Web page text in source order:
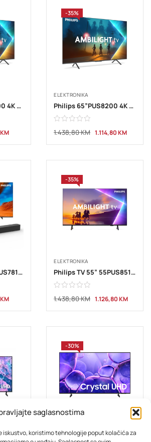
saglasnostima
iskustvo, koristimo tehnologije poput kolačića za
Philips 55”PUS8200 4K Titan OS AMBILIGHT
KM
-35%
ELEKTRONIKA
Philips 65”PUS8200 4K Titan OS AMBILIGHT TV
1.438,80KM 1.114,80KM
Philips TV 55” 55PUS7810 4K Qled
KM
-35%
ELEKTRONIKA
Philips TV 55” 55PUS8510 4K Qled Titan
1.438,80KM 1.126,80KM
SAMSUNG LED TV 55 UWS41/U55D
-30%
SAMSUNG TV 50” Smart UE50U8072FUXXH